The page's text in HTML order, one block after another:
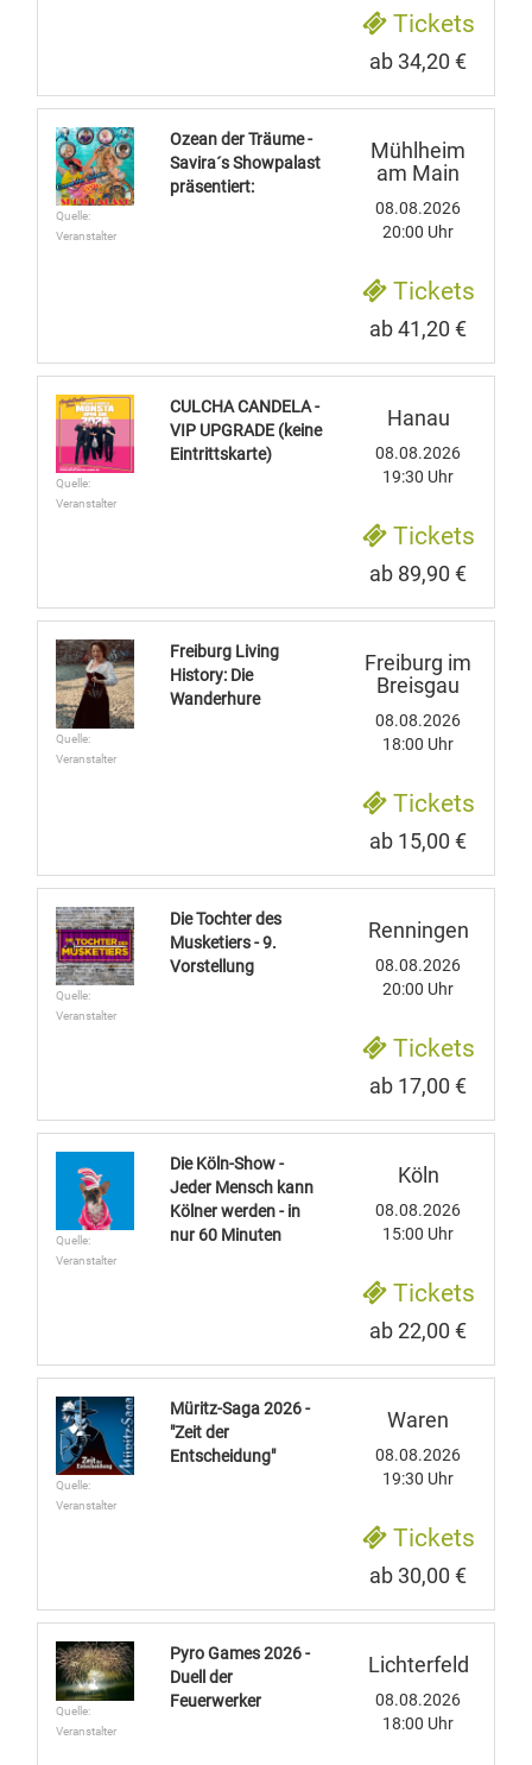
Tickets
ab 34,20 €
Quelle:
Veranstalter
Ozean der Träume -
Savira´s Showpalast
präsentiert:
Mühlheim
am Main
08.08.2026
20:00 Uhr
Tickets
ab 41,20 €
Quelle:
Veranstalter
CULCHA CANDELA -
VIP UPGRADE (keine
Eintrittskarte)
Hanau
08.08.2026
19:30 Uhr
Tickets
ab 89,90 €
Quelle:
Veranstalter
Freiburg Living
History: Die
Wanderhure
Freiburg im
Breisgau
08.08.2026
18:00 Uhr
Tickets
ab 15,00 €
Quelle:
Veranstalter
Die Tochter des
Musketiers - 9.
Vorstellung
Renningen
08.08.2026
20:00 Uhr
Tickets
ab 17,00 €
Quelle:
Veranstalter
Die Köln-Show -
Jeder Mensch kann
Kölner werden - in
nur 60 Minuten
Köln
08.08.2026
15:00 Uhr
Tickets
ab 22,00 €
Quelle:
Veranstalter
Müritz-Saga 2026 -
"Zeit der
Entscheidung"
Waren
08.08.2026
19:30 Uhr
Tickets
ab 30,00 €
Quelle:
Veranstalter
Pyro Games 2026 -
Duell der
Feuerwerker
Lichterfeld
08.08.2026
18:00 Uhr